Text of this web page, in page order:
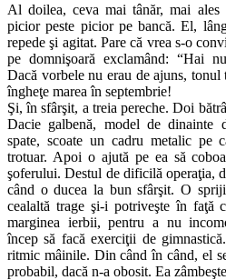
Al doilea, ceva mai tânăr, mai ales
picior peste picior pe bancă. El,
repede şi agitat. Pare că vrea s-o
pe domnişoară exclamând: “Hai
Dacă vorbele nu erau de ajuns, tonul
îngheţe marea în septembrie!
Şi, în sfârşit, a treia pereche. Doi
Dacie galbenă, model de dinainte
spate, scoate un cadru metalic pe
trotuar. Apoi o ajută pe ea să
şoferului. Destul de dificilă operaţia,
când o ducea la bun sfârşit. O
cealaltă trage şi-i potriveşte în faţă
marginea ierbii, pentru a nu
încep să facă exerciţii de
ritmic mâinile. Din când în când, el
probabil, dacă n-a obosit. Ea